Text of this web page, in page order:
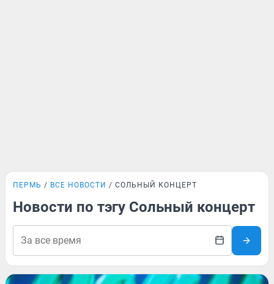
ПЕРМЬ ВСЕ НОВОСТИ СОЛЬНЫЙ КОНЦЕРТ
Новости по тэгу Сольный концерт